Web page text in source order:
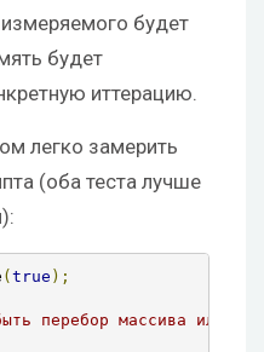
будет
будет
иттерацию.
легко замерить
(оба теста лучше
(true );
перебор массива или